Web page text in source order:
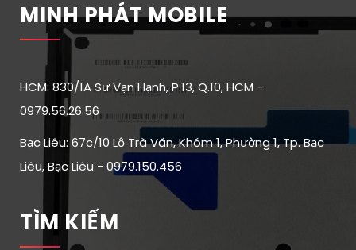
MINH PHÁT MOBILE
HCM: 830/1A Sư Vạn Hạnh, P.13, Q.10, HCM -
0979.56.26.56
Bạc Liêu: 67c/10 Lộ Trà Văn, Khóm 1, Phường 1, Tp. Bạc
Liêu, Bạc Liêu - 0979.150.456
TÌM KIẾM